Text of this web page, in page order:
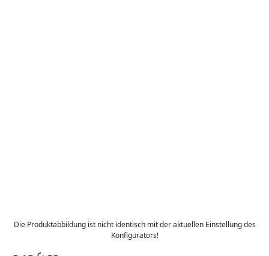
Die Produktabbildung ist nicht identisch mit der aktuellen Einstellung des
Konfigurators!